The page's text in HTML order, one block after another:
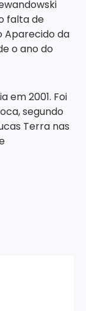
falta de
Aparecido da
o ano do
em 2001. Foi
segundo
Terra nas